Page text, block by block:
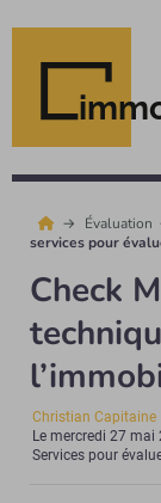
Évaluation
services pour
Check
Christian Capitaine
Lemercredi 27 mai
Services pour